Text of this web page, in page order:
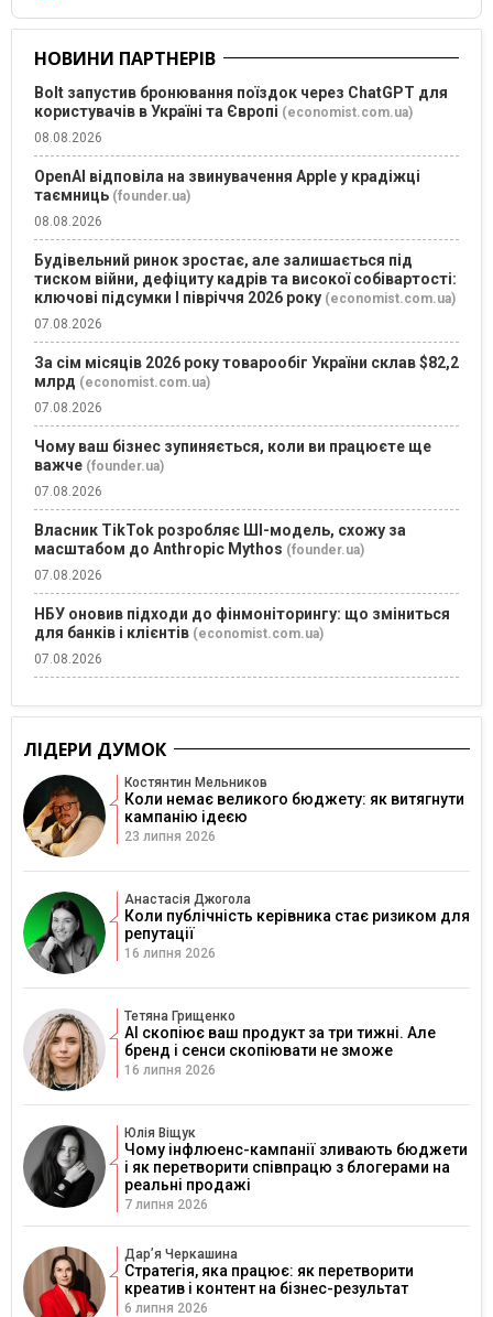
НОВИНИ ПАРТНЕРІВ
Bolt запустив бронювання поїздок через ChatGPT для
користувачів в Україні та Європі (economist.com.ua)
08.08.2026
OpenAI відповіла на звинувачення Apple у крадіжці
таємниць (founder.ua)
08.08.2026
Будівельний ринок зростає, але залишається під
тиском війни, дефіциту кадрів та високої собівартості:
ключові підсумки І півріччя 2026 року (economist.com.ua)
07.08.2026
За сім місяців 2026 року товарообіг України склав $82,2
млрд (economist.com.ua)
07.08.2026
Чому ваш бізнес зупиняється, коли ви працюєте ще
важче (founder.ua)
07.08.2026
Власник TikTok розробляє ШІ-модель, схожу за
масштабом до Anthropic Mythos (founder.ua)
07.08.2026
НБУ оновив підходи до фінмоніторингу: що зміниться
для банків і клієнтів (economist.com.ua)
07.08.2026
ЛІДЕРИ ДУМОК
Костянтин Мельников
Коли немає великого бюджету: як витягнути
кампанію ідеєю
23 липня 2026
Анастасія Джогола
Коли публічність керівника стає ризиком для
репутації
16 липня 2026
Тетяна Грищенко
AI скопіює ваш продукт за три тижні. Але
бренд і сенси скопіювати не зможе
16 липня 2026
Юлія Віщук
Чому інфлюенс-кампанії зливають бюджети
і як перетворити співпрацю з блогерами на
реальні продажі
7 липня 2026
Дарʼя Черкашина
Стратегія, яка працює: як перетворити
креатив і контент на бізнес-результат
6 липня 2026